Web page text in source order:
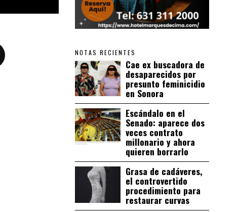
NOTAS RECIENTES
Cae ex buscadora de
desaparecidos por
presunto feminicidio
en Sonora
Escándalo en el
Senado: aparece dos
veces contrato
millonario y ahora
quieren borrarlo
Grasa de cadáveres,
el controvertido
procedimiento para
restaurar curvas